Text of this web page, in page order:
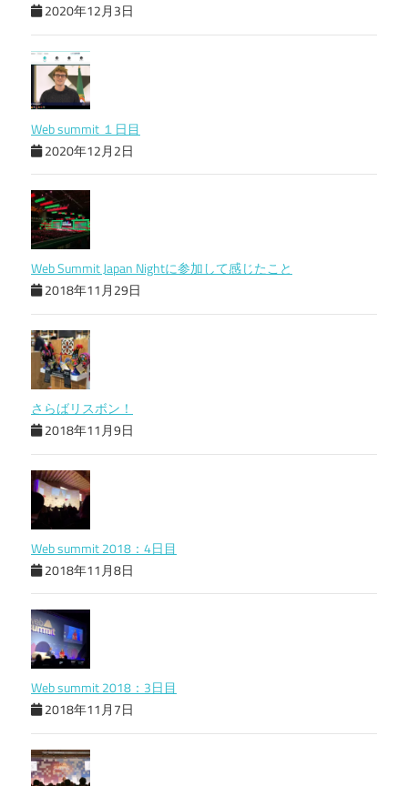
2020年12月3日
Web summit １日目
2020年12月2日
Web Summit Japan Nightに参加して感じたこと
2018年11月29日
さらばリスボン！
2018年11月9日
Web summit 2018：4日目
2018年11月8日
Web summit 2018：3日目
2018年11月7日